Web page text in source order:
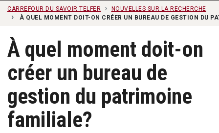
CARREFOUR DU SAVOIR TELFER
NOUVELLES SUR LA RECHERCHE
À QUEL MOMENT DOIT-ON CRÉER UN BUREAU DE GESTION DU
À quel moment doit-on
créer un bureau de
gestion du patrimoine
familiale?